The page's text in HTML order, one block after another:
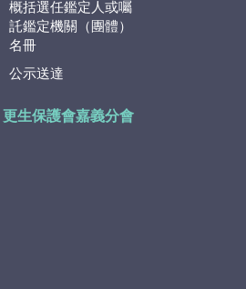
概括選任鑑定人或囑
託鑑定機關（團體）
名冊
公示送達
更生保護會嘉義分會